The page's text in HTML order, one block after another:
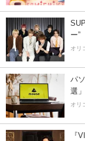
ー”
オリ
パ
選」
オリ
『